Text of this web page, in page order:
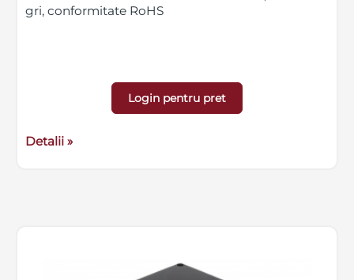
gri, conformitate RoHS
Login pentru pret
Detalii »